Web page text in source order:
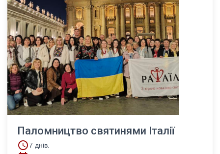
Паломництво святинями Італії
access_time7 днів.